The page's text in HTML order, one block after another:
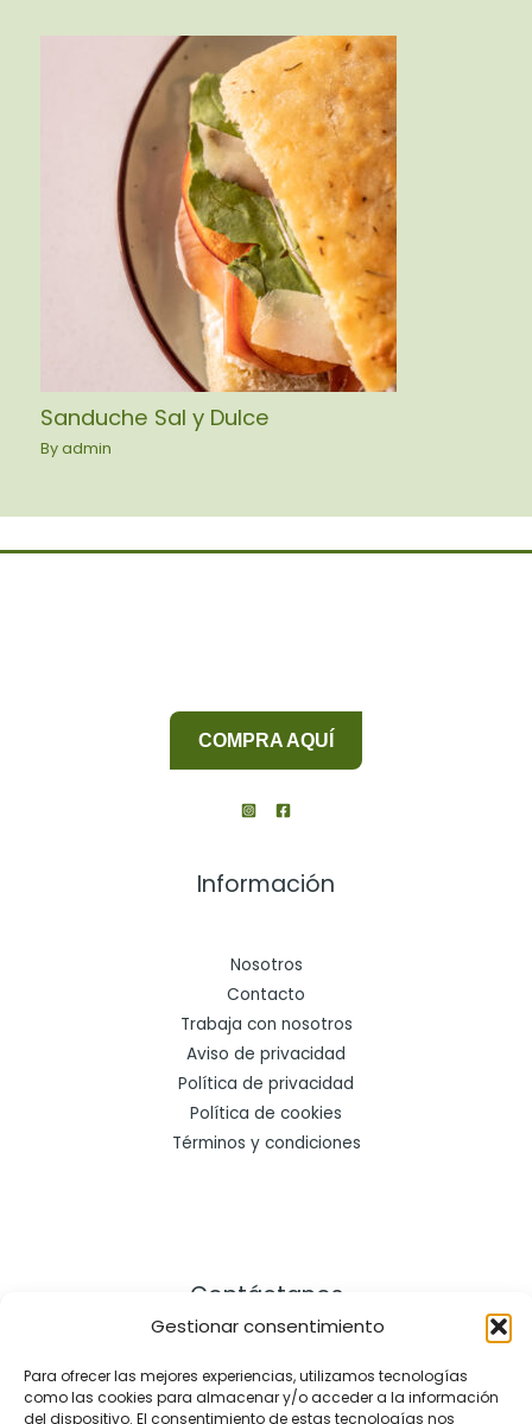
Gestionar consentimiento
Para ofrecer las mejores experiencias, utilizamos tecnologías
como las cookies para almacenar y/o acceder a la información
del dispositivo. El consentimiento de estas tecnologías nos
Sanduche Sal y Dulce
Byadmin
COMPRA AQUÍ
Información
Nosotros
Contacto
Trabaja con nosotros
Aviso de privacidad
Política de privacidad
Política de cookies
Términos y condiciones
Contáctanos
Dirección:
Cra. 21 # 164 – 57, Bogotá Colombia